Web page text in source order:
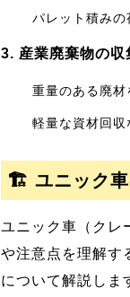
パレット積みの
3. 産業廃棄物の収
重量のある廃材
軽量な資材回収
🏗️ ユニック車
ユニック車（クレ
や注意点を理解す
について解説しま